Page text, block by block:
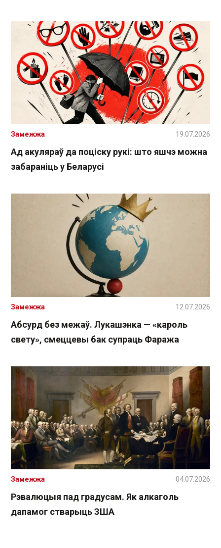
Ад акуляраў да поціску рукі: што яшчэ можна
забараніць у Беларусі
Замежжа 19.07.2026
Абсурд без межаў. Лукашэнка — «кароль
свету», смеццевы бак супраць Фаража
Замежжа 12.07.2026
Рэвалюцыя пад градусам. Як алкаголь
дапамог стварыць ЗША
Замежжа 04.07.2026